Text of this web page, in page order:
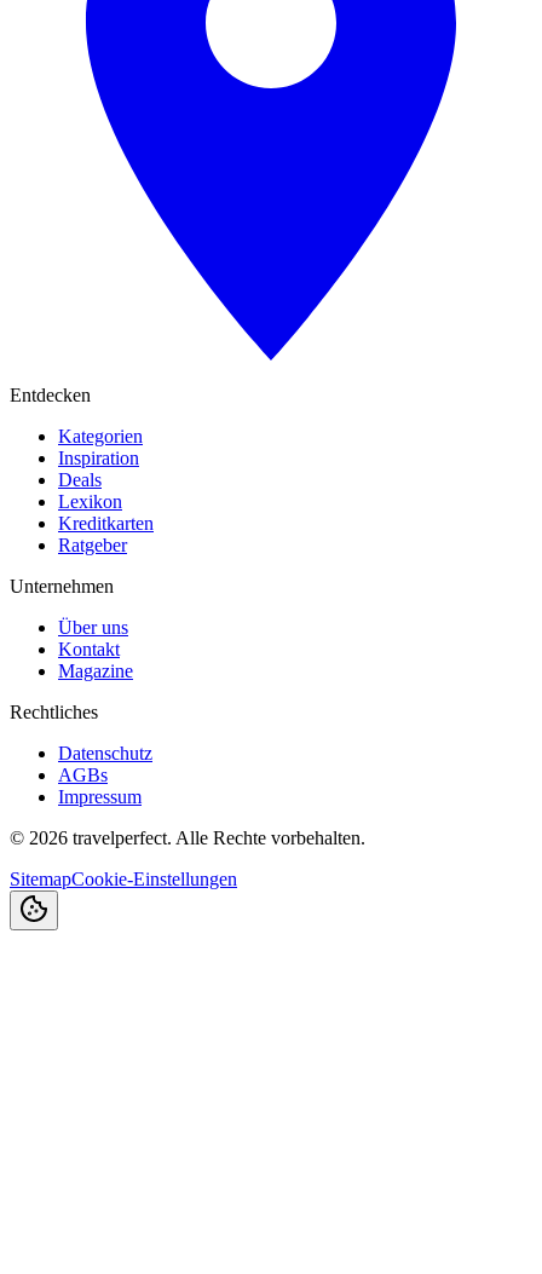
Entdecken
Kategorien
Inspiration
Deals
Lexikon
Kreditkarten
Ratgeber
Unternehmen
Über uns
Kontakt
Magazine
Rechtliches
Datenschutz
AGBs
Impressum
© 2026 travelperfect. Alle Rechte vorbehalten.
SitemapCookie-Einstellungen